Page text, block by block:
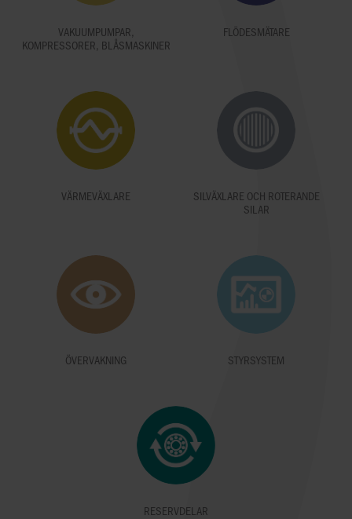
VAKUUMPUMPAR,
KOMPRESSORER, BLÅSMASKINER
FLÖDESMÄTARE
VÄRMEVÄXLARE
SILVÄXLARE OCH ROTERANDE
SILAR
ÖVERVAKNING STYRSYSTEM
RESERVDELAR